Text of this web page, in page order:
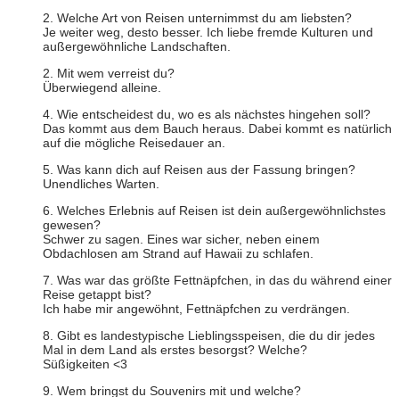
2. Welche Art von Reisen unternimmst du am liebsten?
Je weiter weg, desto besser. Ich liebe fremde Kulturen und
außergewöhnliche Landschaften.
2. Mit wem verreist du?
Überwiegend alleine.
4. Wie entscheidest du, wo es als nächstes hingehen soll?
Das kommt aus dem Bauch heraus. Dabei kommt es natürlich
auf die mögliche Reisedauer an.
5. Was kann dich auf Reisen aus der Fassung bringen?
Unendliches Warten.
6. Welches Erlebnis auf Reisen ist dein außergewöhnlichstes
gewesen?
Schwer zu sagen. Eines war sicher, neben einem
Obdachlosen am Strand auf Hawaii zu schlafen.
7. Was war das größte Fettnäpfchen, in das du während einer
Reise getappt bist?
Ich habe mir angewöhnt, Fettnäpfchen zu verdrängen.
8. Gibt es landestypische Lieblingsspeisen, die du dir jedes
Mal in dem Land als erstes besorgst? Welche?
Süßigkeiten <3
9. Wem bringst du Souvenirs mit und welche?